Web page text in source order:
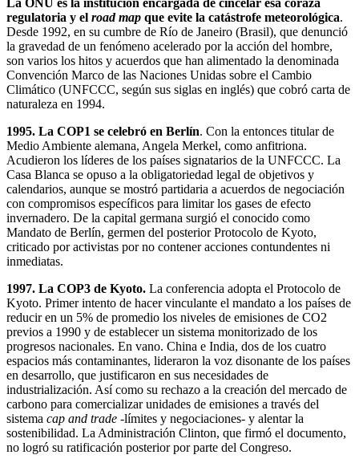
La ONU es la institución encargada de cincelar esa coraza
regulatoria y el road map que evite la catástrofe meteorológica.
Desde 1992, en su cumbre de Río de Janeiro (Brasil), que denunció
la gravedad de un fenómeno acelerado por la acción del hombre,
son varios los hitos y acuerdos que han alimentado la denominada
Convención Marco de las Naciones Unidas sobre el Cambio
Climático (UNFCCC, según sus siglas en inglés) que cobró carta de
naturaleza en 1994.
1995. La COP1 se celebró en Berlín. Con la entonces titular de
Medio Ambiente alemana, Angela Merkel, como anfitriona.
Acudieron los líderes de los países signatarios de la UNFCCC. La
Casa Blanca se opuso a la obligatoriedad legal de objetivos y
calendarios, aunque se mostró partidaria a acuerdos de negociación
con compromisos específicos para limitar los gases de efecto
invernadero. De la capital germana surgió el conocido como
Mandato de Berlín, germen del posterior Protocolo de Kyoto,
criticado por activistas por no contener acciones contundentes ni
inmediatas.
1997. La COP3 de Kyoto. La conferencia adopta el Protocolo de
Kyoto. Primer intento de hacer vinculante el mandato a los países de
reducir en un 5% de promedio los niveles de emisiones de CO2
previos a 1990 y de establecer un sistema monitorizado de los
progresos nacionales. En vano. China e India, dos de los cuatro
espacios más contaminantes, lideraron la voz disonante de los países
en desarrollo, que justificaron en sus necesidades de
industrialización. Así como su rechazo a la creación del mercado de
carbono para comercializar unidades de emisiones a través del
sistema cap and trade -límites y negociaciones- y alentar la
sostenibilidad. La Administración Clinton, que firmó el documento,
no logró su ratificación posterior por parte del Congreso.